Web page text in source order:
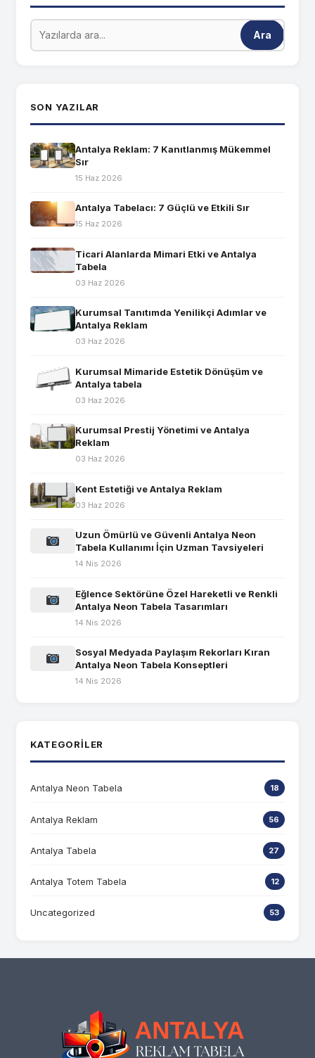
Ara
SON YAZILAR
Antalya Reklam: 7 Kanıtlanmış Mükemmel
Sır
15 Haz 2026
Antalya Tabelacı: 7 Güçlü ve Etkili Sır
15 Haz 2026
Ticari Alanlarda Mimari Etki ve Antalya
Tabela
03 Haz 2026
Kurumsal Tanıtımda Yenilikçi Adımlar ve
Antalya Reklam
03 Haz 2026
Kurumsal Mimaride Estetik Dönüşüm ve
Antalya tabela
03 Haz 2026
Kurumsal Prestij Yönetimi ve Antalya
Reklam
03 Haz 2026
Kent Estetiği ve Antalya Reklam
03 Haz 2026
Uzun Ömürlü ve Güvenli Antalya Neon
Tabela Kullanımı İçin Uzman Tavsiyeleri
14 Nis 2026
Eğlence Sektörüne Özel Hareketli ve Renkli
Antalya Neon Tabela Tasarımları
14 Nis 2026
Sosyal Medyada Paylaşım Rekorları Kıran
Antalya Neon Tabela Konseptleri
14 Nis 2026
KATEGORILER
Antalya Neon Tabela 18
Antalya Reklam 56
Antalya Tabela 27
Antalya Totem Tabela 12
Uncategorized 53